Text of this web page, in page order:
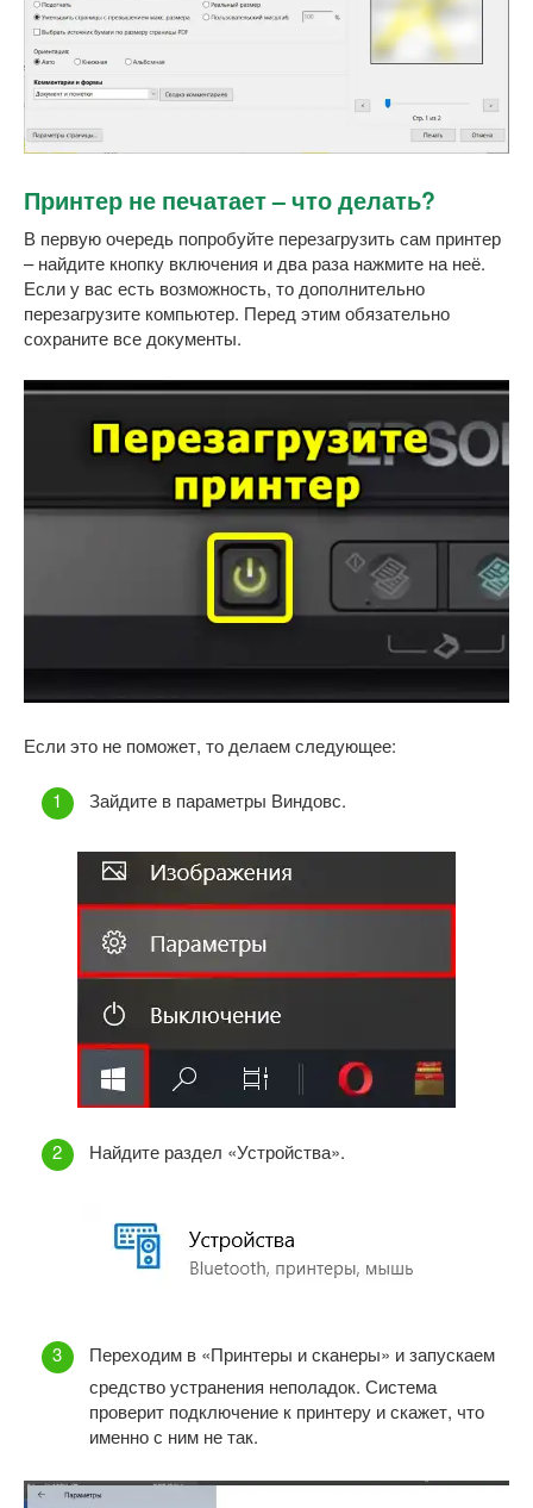
Принтер не печатает – что делать?
В первую очередь попробуйте перезагрузить сам принтер
– найдите кнопку включения и два раза нажмите на неё.
Если у вас есть возможность, то дополнительно
перезагрузите компьютер. Перед этим обязательно
сохраните все документы.
Если это не поможет, то делаем следующее:
Зайдите в параметры Виндовс.
Найдите раздел «Устройства».
Переходим в «Принтеры и сканеры» и запускаем
средство устранения неполадок. Система
проверит подключение к принтеру и скажет, что
именно с ним не так.